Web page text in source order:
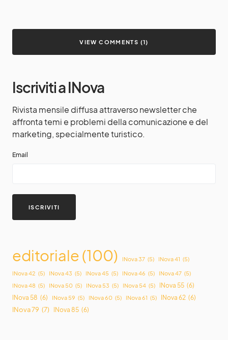
VIEW COMMENTS (1)
Iscriviti a INova
Rivista mensile diffusa attraverso newsletter che
affronta temi e problemi della comunicazione e del
marketing, specialmente turistico.
Email
editoriale(100) INova 37 (5) INova 41 (5)
INova 42 (5) INova 43 (5) INova 45 (5) INova 46 (5) INova 47 (5)
INova 48 (5) INova 50 (5) INova 53 (5) INova 54 (5) INova 55 (6)
INova 58 (6) INova 59 (5) INova 60 (5) INova 61 (5) INova 62 (6)
INova 79 (7) INova 85 (6)